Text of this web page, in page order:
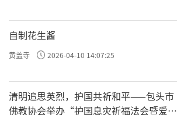
自制花生酱
黄盖寺 2026-04-10 14:07:25
清明追思英烈，护国共祈和平——包头市
佛教协会举办“护国息灾祈福法会暨爱国